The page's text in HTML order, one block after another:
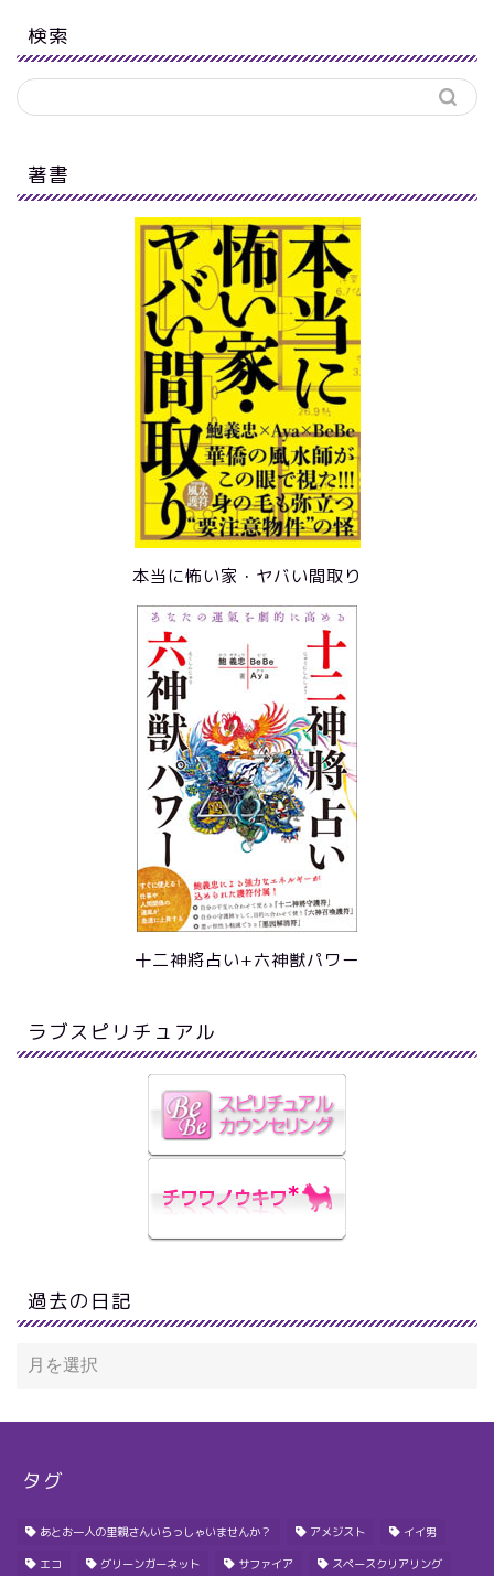
検索
著書
本当に怖い家・ヤバい間取り
十二神將占い+六神獣パワー
ラブスピリチュアル
過去の日記
タグ
あとお一人の里親さんいらっしゃいませんか？ アメジスト イイ男
エコ グリーンガーネット サファイア スペースクリアリング